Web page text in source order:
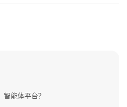
能体平台？